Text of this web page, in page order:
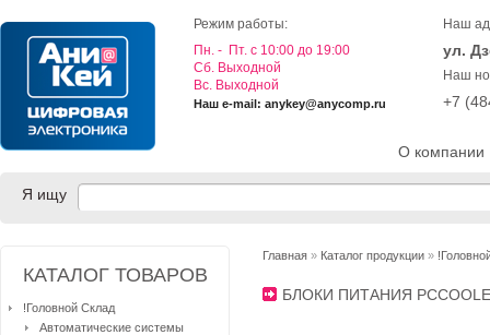
О компании
Режим работы:
Пн. - Пт. с 10:00 до 19:00
Cб. Выходной
Вс. Выходной
Наш e-mail: anykey@anycomp.ru
Наш
ул.
Наш
+7
Я ищу
Главная » Каталог продукции »
БЛОКИ ПИТАНИЯ
КАТАЛОГ ТОВАРОВ
!Головной Склад
Автоматические системы